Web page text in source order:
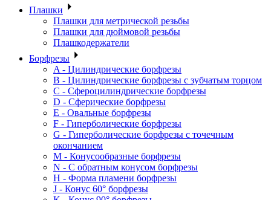
Плашки
Плашки для метрической резьбы
Плашки для дюймовой резьбы
Плашкодержатели
Борфрезы
A - Цилиндрические борфрезы
B - Цилиндрические борфрезы с зубчатым торцом
C - Сфероцилиндрические борфрезы
D - Сферические борфрезы
E - Овальные борфрезы
F - Гиперболические борфрезы
G - Гиперболические борфрезы с точечным
окончанием
M - Конусообразные борфрезы
N - С обратным конусом борфрезы
H - Форма пламени борфрезы
J - Конус 60° борфрезы